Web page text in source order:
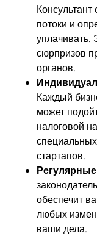
потоки и
уплачивать.
сюрпризов
органов.
Каждый
может
налоговой
стартапов.
обеспечит
любых
ваши дела.